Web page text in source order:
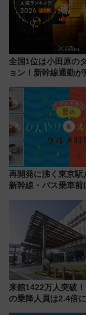
全国1位は小田原の
ョン！新幹線通勤が
【新築マンション人
グ】
再開発に沸く東京駅
新幹線・バス乗車前
やり＆スタミナグ
店舗も！】
来館1422万人突破
の乗降人員は2.4倍